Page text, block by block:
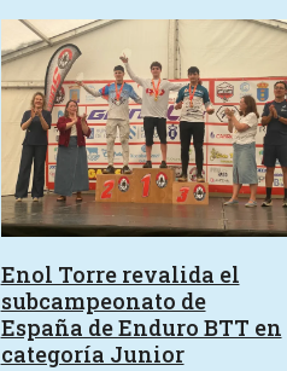
Enol Torre revalida el
subcampeonato de
España de Enduro BTT en
categoría Junior